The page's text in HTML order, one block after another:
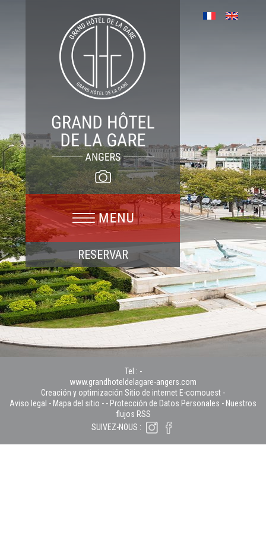
RESERVAR
Tel : -
www.grandhoteldelagare-angers.com
Creación y optimización Sitio de internet E-comouest -
Aviso legal - Mapa del sitio - - Protección de Datos Personales - Nuestros
flujos RSS
SUIVEZ-NOUS :